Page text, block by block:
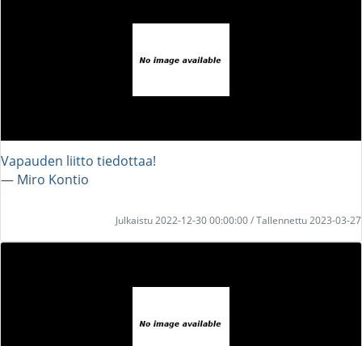
Vapauden liitto tiedottaa!
― Miro Kontio
Julkaistu 2022-12-30 00:00:00 / Tallennettu 2023-03-27